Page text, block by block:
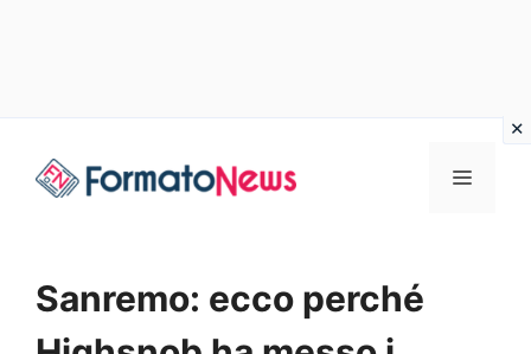
Menu
Sanremo: ecco perché